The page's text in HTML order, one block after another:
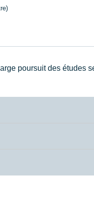
poursuit des études